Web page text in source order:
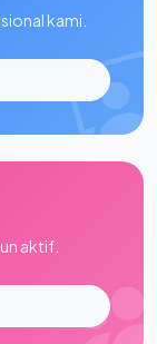
kami.
aktif.